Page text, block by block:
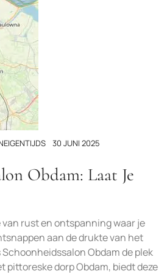
30 JUNI 2025
Obdam: Laat Je
van rust en ontspanning waar je
aan de drukte van het
Obdam de plek
pittoreske dorp Obdam, biedt deze